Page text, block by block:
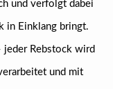
und verfolgt dabei
in Einklang bringt.
jeder Rebstock wird
und mit